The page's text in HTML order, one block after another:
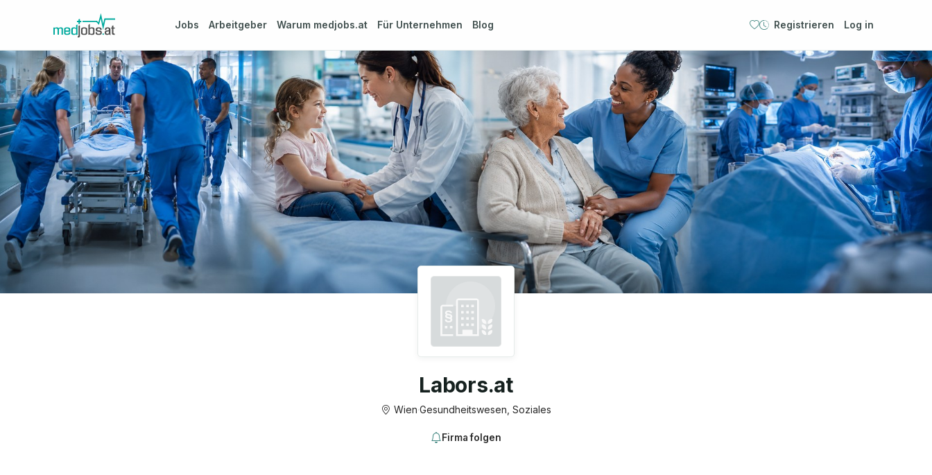
Jobs Arbeitgeber Warum medjobs.at Für Unternehmen Blog Registrieren Log in
Labors.at
Wien·Gesundheitswesen, Soziales
Firma folgen